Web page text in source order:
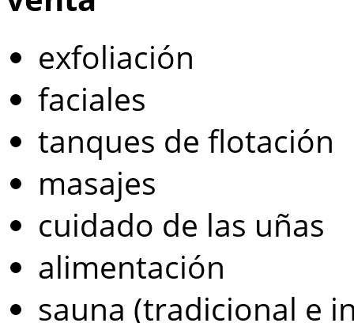
exfoliación
faciales
tanques de flotación
masajes
cuidado de las uñas
alimentación
sauna (tradicional e